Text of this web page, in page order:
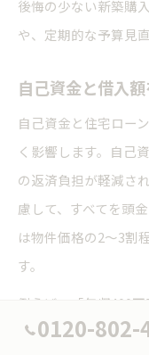
後悔の少ない新築購
や、定期的な予算見
自己資金と借入
自己資金と住宅ロー
く影響します。自己
の返済負担が軽減さ
慮して、すべてを頭
は物件価格の2～3割
す。
例えば、「年収400万
「1,000万円や500万
0120-802-